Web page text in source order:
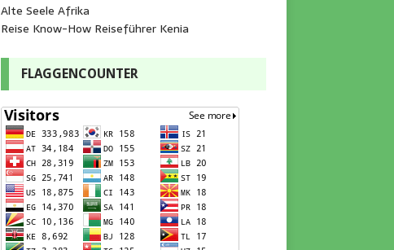
Alte Seele Afrika
Reise Know-How Reiseführer Kenia
FLAGGENCOUNTER